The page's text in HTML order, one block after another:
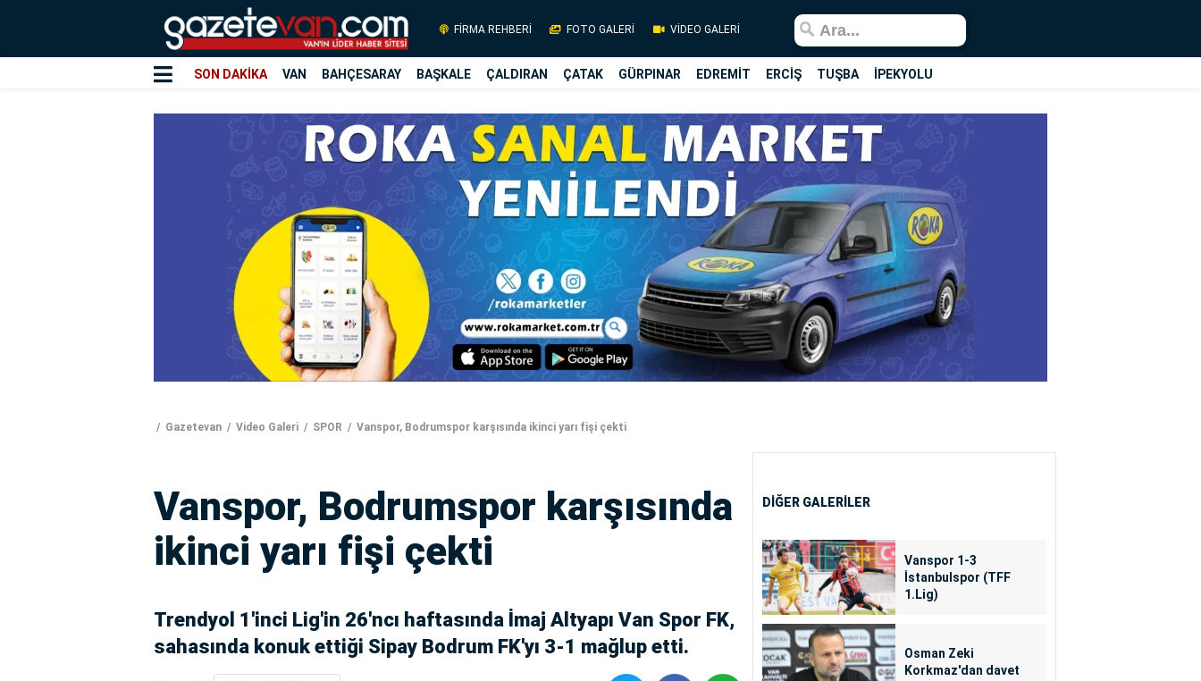
FİRMA REHBERİ FOTO GALERİ VİDEO GALERİ
SON DAKİKA VAN BAHÇESARAY BAŞKALE ÇALDIRAN ÇATAK GÜRPINAR EDREMİT ERCİŞ TUŞBA İPEKYOLU
Gazetevan Video Galeri SPOR Vanspor, Bodrumspor karşısında ikinci yarı fişi çekti
Vanspor, Bodrumspor karşısında
ikinci yarı fişi çekti
Trendyol 1'inci Lig'in 26'ncı haftasında İmaj Altyapı Van Spor FK,
sahasında konuk ettiği Sipay Bodrum FK'yı 3-1 mağlup etti.
DİĞER GALERİLER
Vanspor 1-3
İstanbulspor (TFF
1.Lig)
Osman Zeki
Korkmaz'dan davet